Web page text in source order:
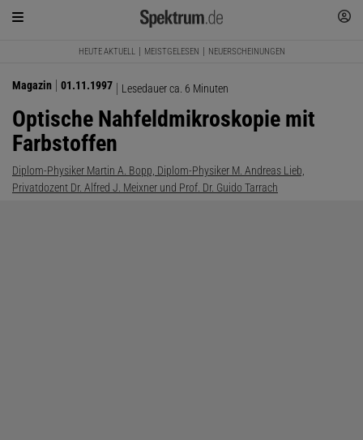
HEUTE AKTUELL MEISTGELESEN NEUERSCHEINUNGEN
Magazin 01.11.1997 Lesedauer ca. 6 Minuten
Optische Nahfeldmikroskopie mit
Farbstoffen
Diplom-Physiker Martin A. Bopp, Diplom-Physiker M. Andreas Lieb,
Privatdozent Dr. Alfred J. Meixner und Prof. Dr. Guido Tarrach